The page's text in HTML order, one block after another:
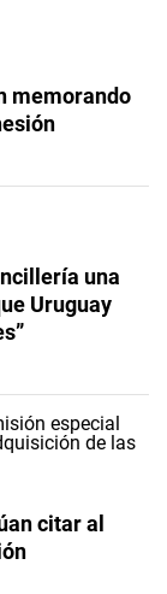
memorando
una
Uruguay
citar al